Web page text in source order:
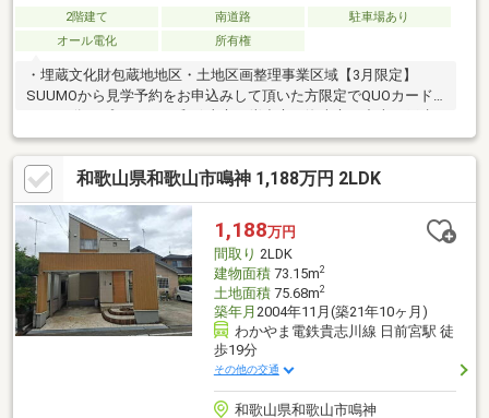
2階建て 南道路
駐車場あり
オール電化
所有権
・埋蔵文化財包蔵地地区・土地区画整理事業区域【3月限定】
SUUMOから見学予約をお申込みして頂いた方限定でQUOカード
て・中古マンションはスミカへ！リフォーム・リノベーションも
お任せください！弊社グループ会社にて、注文建築も可能です。
ご予算に合わせてご提案いたします♪『ローン相談だけ』『お家の
中だけ見てみたい』『予算に合わせて理想の暮らしを相談した
い』などご要望にお応えいたします！お気軽に「お電話」または
「資料請求ボタン」からお問い合わせください！
和歌山県和歌山市鳴神 1,188万円 2LDK
1,188万円
間取り 2LDK
建物面積73.15m2
土地面積75.68m2
築年月 2004年11月(築21年10ヶ月)
わかやま電鉄貴志川線 日前宮駅 徒
歩19分
その他の交通
和歌山県和歌山市鳴神